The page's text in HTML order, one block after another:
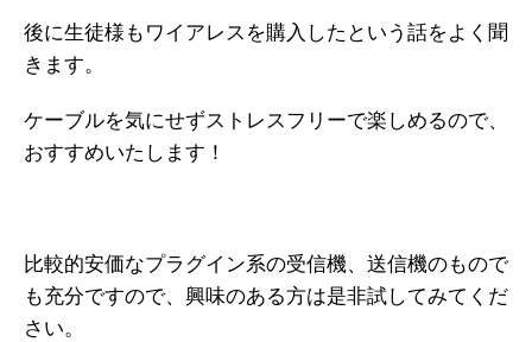
後に生徒様もワイアレスを購入したという話をよく聞
きます。
ケーブルを気にせずストレスフリーで楽しめるので、
おすすめいたします！
比較的安価なプラグイン系の受信機、送信機のもので
も充分ですので、興味のある方は是非試してみてくだ
さい。